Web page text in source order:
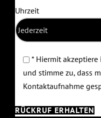
Uhrzeit
* Hiermit
und stimme zu, dass
Kontaktaufnahme